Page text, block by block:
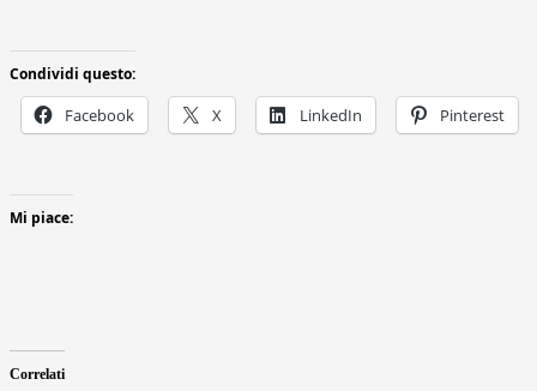
Condividi questo:
Facebook X LinkedIn Pinterest
Mi piace:
Correlati